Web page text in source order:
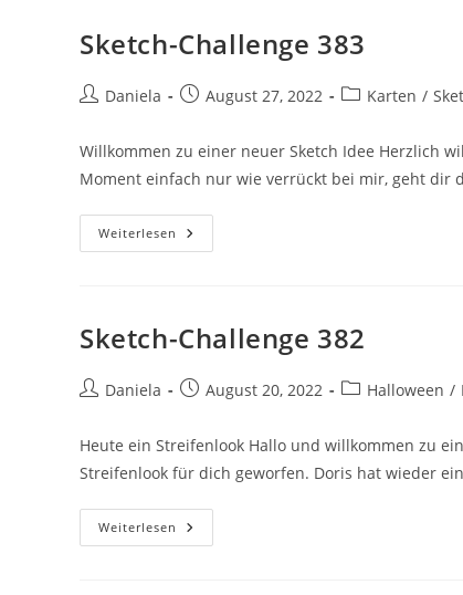
Sketch-Challenge 383
Daniela August 27, 2022 Karten /
Willkommen zu einer neuer Sketch Idee Herzlich
Moment einfach nur wie verrückt bei mir, geht dir
Weiterlesen
Sketch-Challenge 382
Daniela August 20, 2022 Halloween /
Heute ein Streifenlook Hallo und willkommen zu
Streifenlook für dich geworfen. Doris hat wieder
Weiterlesen